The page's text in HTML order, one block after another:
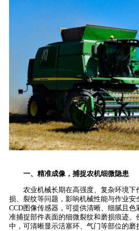
一、精准成像，捕捉农机细微隐患
农业机械长期在高强度、复杂环境下
损、裂纹等问题，影响机械性能与作业安
CCD图像传感器，可提供清晰、细腻且
准捕捉部件表面的细微裂纹和磨损痕迹。
中，可清晰显示活塞环、气门等部位的磨